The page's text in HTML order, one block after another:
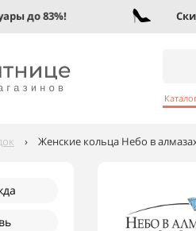
до 83%!
› Женские кольца Небо в